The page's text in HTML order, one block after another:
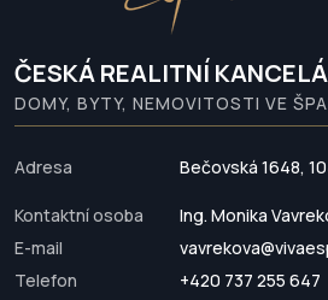
ČESKÁ REALITNÍ
DOMY, BYTY, NEMOVITOSTI VE
Adresa Bečovská 1648,
Kontaktní osoba
Ing. Monika
E-mail
Telefon
+420 737 255 647